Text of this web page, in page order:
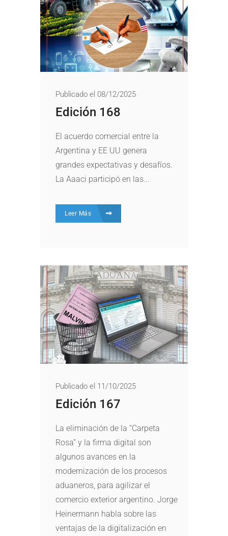
Publicado el 08/12/2025
Edición 168
El acuerdo comercial entre la
Argentina y EE UU genera
grandes expectativas y desafíos.
La Aaaci participó en las...
Leer Más
Publicado el 11/10/2025
Edición 167
La eliminación de la “Carpeta
Rosa” y la firma digital son
algunos avances en la
modernización de los procesos
aduaneros, para agilizar el
comercio exterior argentino. Jorge
Heinermann habla sobre las
ventajas de la digitalización en